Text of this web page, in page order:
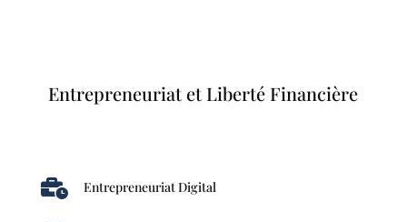
Entrepreneuriat et Liberté Financière
 Entrepreneuriat Digital